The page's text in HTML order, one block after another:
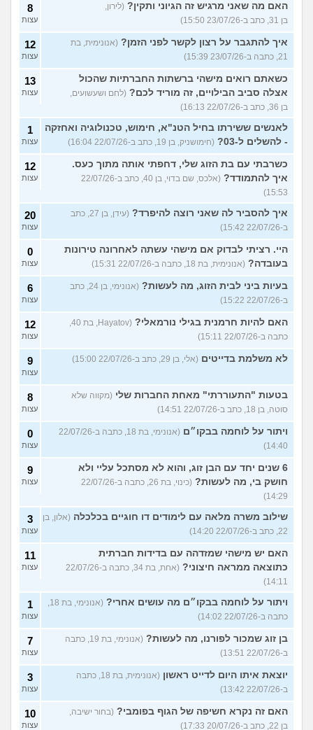
האם מה שאני מרגיש זה הגיוני ותקין? (לירון,
בן 31, כתב ב-23/07/26 15:50)
8
עצות
איך להתגבר על רצון לקשר לפני הזמן? (אנונימית, בת
21, כתבה ב-23/07/26 15:39)
12
עצות
כשאתם רואים מישהי ברשתות החברתיות שהכול
אצלה סביב הבילויים, זה מוריד לכם? (לחם ושעשועים,
בן 36, כתב ב-22/07/26 16:13)
13
עצות
לאנשים ששירתו בחיל הטנ"א, חימוש, טכנולוגיה ואחזקה
- להשלים ל-03?
(חימושניק, בן 19, כתב ב-22/07/26 16:04)
1
עצות
כשרבתי עם בת הזוג שלי, דחפתי אותה מתוך כעס.
איך להתמודד?
(אלכס, שם בדוי, בן 40, כתב ב-22/07/26
15:53)
12
עצות
איך להסביר לה שאני רוצה להיפרד?
(עידן, בן 27, כתב
ב-22/07/26 15:42)
20
עצות
היי. רציתי לבדוק אם מישהי עשתה לאחרונה טירונות
בעובדה? (אנונימית, בת 18, כתבה ב-22/07/26 15:31)
0
עצות
בעיות ביני לבית הזוג, מה לעשות?
(אנונימי, בן 24, כתב
ב-22/07/26 15:22)
6
עצות
האם להיות חרמנית בגילי נורמאלי?
(Hayatov, בת 40,
כתבה ב-22/07/26 15:11)
12
עצות
לא משלמת בדייטים (אלי, בן 29, כתב ב-22/07/26 15:00) 9
עצות
בטעות "התעוררתי" מאחת החברות שלי (מקווה שלא
סוטה, בן 18, כתב ב-22/07/26 14:51)
8
עצות
ויתור על לוחמה בבקו״ם
(אנונימי, בת 18, כתבה ב-22/07/26
14:40)
0
עצות
6 שנים יחד עם הבן זוג, והוא לא מסתכל עליי ולא
חושק בי, מה לעשות?
(כינוי, בת 26, כתבה ב-22/07/26
14:29)
9
עצות
שילוב משרה מלאה עם לימודים דו חוגיים בכלכלה (אלון, בן
22, כתב ב-22/07/26 14:20)
3
עצות
האם יש מישהי שמזדהה עם בדידות חברתית
כתוצאה ממראה חיצוני?
(אחת, בת 34, כתבה ב-22/07/26
14:11)
11
עצות
ויתור על לוחמה בבקו״ם מה עושים אחרי?
(אנונימי, בת 18,
כתבה ב-22/07/26 14:02)
1
עצות
בן זוג שמכור לפורנו, מה לעשות?
(אנונימי, בת 19, כתבה
ב-22/07/26 13:51)
7
עצות
יוצאת איתו היום לדייט ראשון
(אנונימית, בת 18, כתבה
ב-22/07/26 13:42)
3
עצות
האם זה נקרא חשיפה של הגוף בפומבי? (בחור ישיבה,
בן 22, כתב ב-20/07/26 17:33)
10
עצות